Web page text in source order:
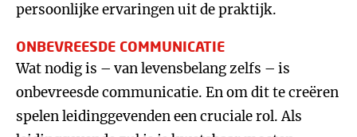
persoonlijke ervaringen uit de praktijk.
ONBEVREESDE COMMUNICATIE
Wat nodig is – van levensbelang zelfs – is
onbevreesde communicatie. En om dit te creëren
spelen leidinggevenden een cruciale rol. Als